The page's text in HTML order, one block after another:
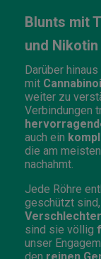
Blunts mit
und Nikotin
Darüber
mit
weiter zu
Verbindungen
auch ein
die am
nachahmt.
Jede Röhre
geschützt
sind sie völlig
unser
den reinen